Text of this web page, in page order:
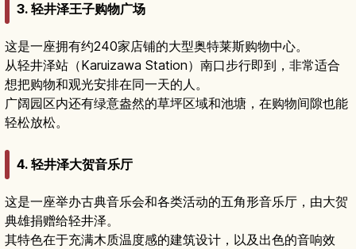
3. 轻井泽王子购物广场
这是一座拥有约240家店铺的大型奥特莱斯购物中心。
从轻井泽站（Karuizawa Station）南口步行即到，非常适合
想把购物和观光安排在同一天的人。
广阔园区内还有绿意盎然的草坪区域和池塘，在购物间隙也能
轻松放松。
4. 轻井泽大贺音乐厅
这是一座举办古典音乐会和各类活动的五角形音乐厅，由大贺
典雄捐赠给轻井泽。
其特色在于充满木质温度感的建筑设计，以及出色的音响效